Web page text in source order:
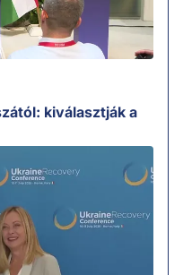
kiválasztják a